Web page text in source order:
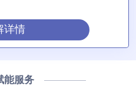
详情
能服务